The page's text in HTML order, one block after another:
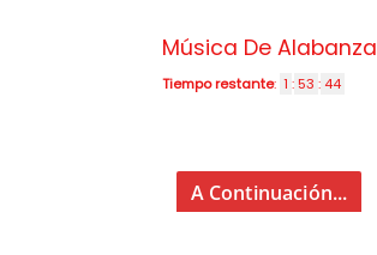
Música De Alabanza
Tiempo restante: 1 : 53 : 43
A Continuación...